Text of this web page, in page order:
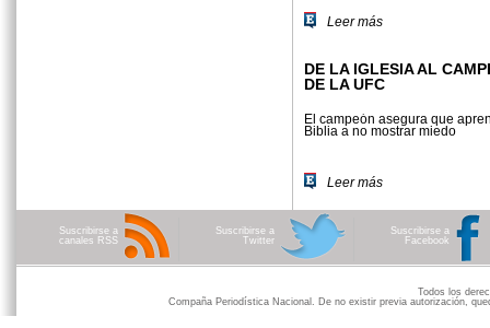
Leer más
DE LA IGLESIA AL
DE LA UFC
El campeón asegura que
Biblia a no mostrar miedo
Leer más
Suscribirse a
canales RSS
Suscribirse a
Twitter
Suscribirse a
Facebook
Todos los
Compaña Periodística Nacional. De no existir previa autorización,